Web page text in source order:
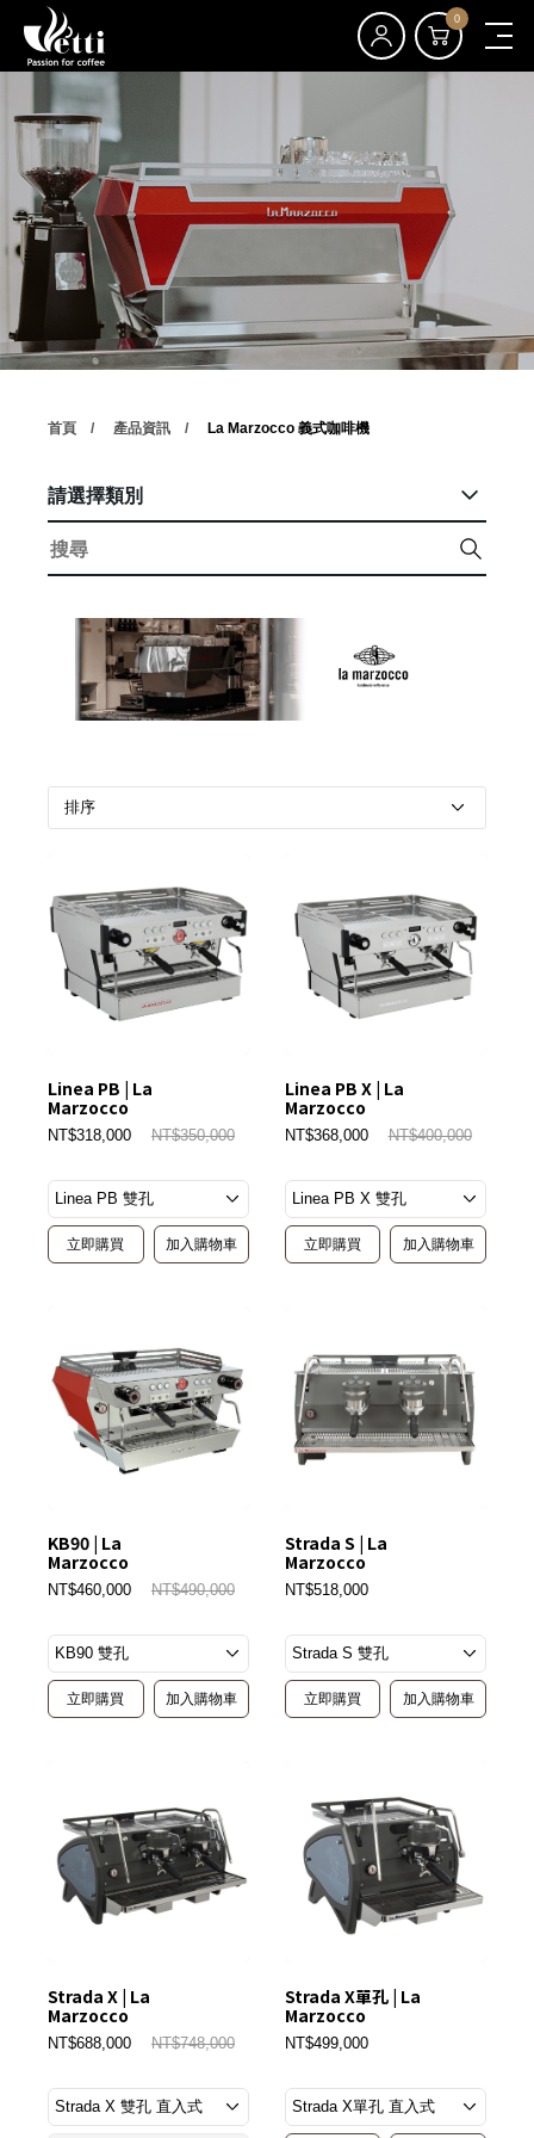
0
首頁 產品資訊 La Marzocco 義式咖啡機
請選擇類別
Linea PB | La
Marzocco
NT$318,000 NT$350,000
立即購買 加入購物車
Linea PB X | La
Marzocco
NT$368,000 NT$400,000
立即購買 加入購物車
KB90 | La
Marzocco
NT$460,000 NT$490,000
立即購買 加入購物車
Strada S | La
Marzocco
NT$518,000
立即購買 加入購物車
Strada X | La
Marzocco
NT$688,000 NT$748,000
Strada X單孔 | La
Marzocco
NT$499,000